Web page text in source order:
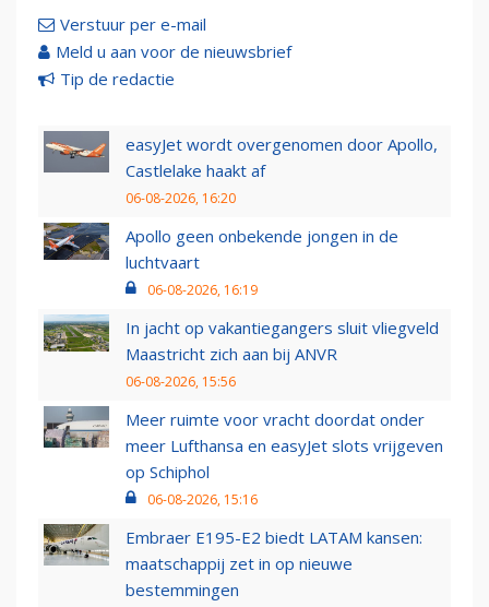
Verstuur per e-mail
Meld u aan voor de nieuwsbrief
Tip de redactie
easyJet wordt overgenomen door Apollo,
Castlelake haakt af
06-08-2026, 16:20
Apollo geen onbekende jongen in de
luchtvaart
06-08-2026, 16:19
In jacht op vakantiegangers sluit vliegveld
Maastricht zich aan bij ANVR
06-08-2026, 15:56
Meer ruimte voor vracht doordat onder
meer Lufthansa en easyJet slots vrijgeven
op Schiphol
06-08-2026, 15:16
Embraer E195-E2 biedt LATAM kansen:
maatschappij zet in op nieuwe
bestemmingen